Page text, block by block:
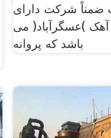
شرکت دارای
)عسگرآباد( می
باشد که پروانه